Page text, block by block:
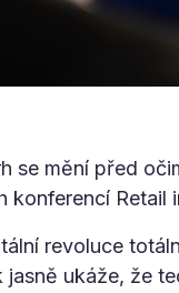
se mění před
konferencí
revoluce
jasně ukáže, že